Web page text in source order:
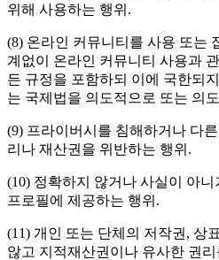
위해 사용하는 행위.
(8) 온라인 커뮤니티를 사용 또는
계없이 온라인 커뮤니티 사용과
든 규정을 포함하되 이에 국한되
는 국제법을 의도적으로 또는 의
(9) 프라이버시를 침해하거나 다
리나 재산권을 위반하는 행위.
(10) 정확하지 않거나 사실이 아
프로필에 제공하는 행위.
(11) 개인 또는 단체의 저작권, 상
않고 지적재산권이나 유사한 권